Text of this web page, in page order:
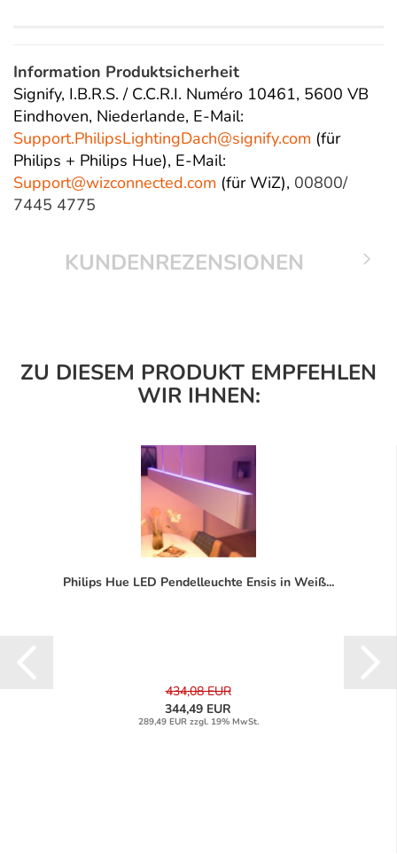
Information Produktsicherheit
Signify, I.B.R.S. / C.C.R.I. Numéro 10461, 5600 VB
Eindhoven, Niederlande, E-Mail:
Support.PhilipsLightingDach@signify.com (für
Philips + Philips Hue), E-Mail:
Support@wizconnected.com (für WiZ), 00800/
7445 4775
KUNDENREZENSIONEN
ZU DIESEM PRODUKT EMPFEHLEN
WIR IHNEN:
Philips Hue LED Pendelleuchte Ensis in Weiß...
434,08 EUR
344,49 EUR
289,49 EUR zzgl. 19% MwSt.